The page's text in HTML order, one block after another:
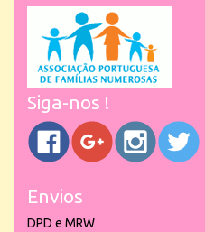
Siga-nos !
Envios
DPD e MRW